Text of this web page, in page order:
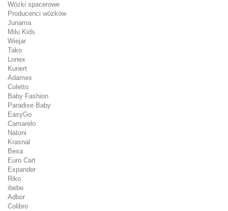
Wózki spacerowe
Producenci wózków
Junama
Milu Kids
Wiejar
Tako
Lonex
Kunert
Adamex
Coletto
Baby Fashion
Paradise Baby
EasyGo
Camarelo
Natoni
Krasnal
Bexa
Euro Cart
Expander
Riko
ibebe
Adbor
Colibro